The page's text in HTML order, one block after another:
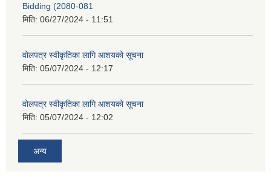
Bidding (2080-081
मिति: 06/27/2024 - 11:51
वोलपत्र स्वीकृतिका लागि आशयको सूचना
मिति: 05/07/2024 - 12:17
वोलपत्र स्वीकृतिका लागि आशयको सूचना
मिति: 05/07/2024 - 12:02
अन्य